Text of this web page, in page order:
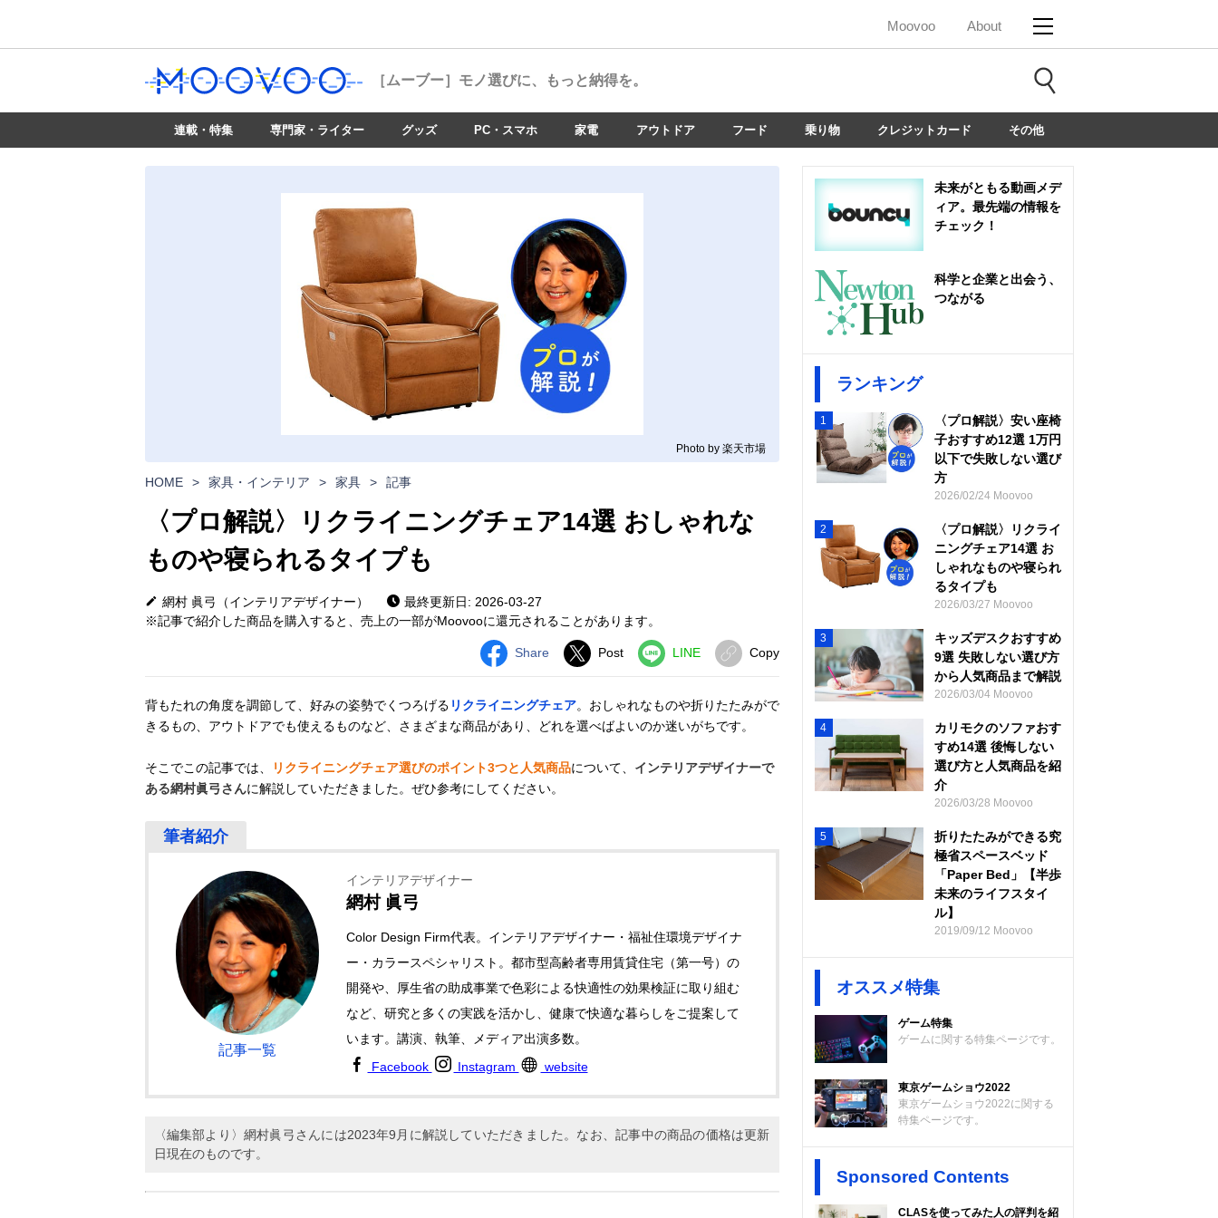
Moovoo About
［ムーブー］ モノ選びに、もっと納得を。
連載・特集 専門家・ライター グッズ PC・スマホ 家電 アウトドア フード 乗り物 クレジットカード その他
Photo by 楽天市場
HOME > 家具・インテリア > 家具 > 記事
〈プロ解説〉リクライニングチェア14選 おしゃれな
ものや寝られるタイプも
網村 眞弓（インテリアデザイナー）
最終更新日: 2026-03-27
※記事で紹介した商品を購入すると、売上の一部がMoovooに還元されることがあります。
Share Post LINE Copy
背もたれの角度を調節して、好みの姿勢でくつろげる リクライニングチェア。おしゃれなものや折りたたみがで
きるもの、アウトドアでも使えるものなど、さまざまな商品があり、どれを選べばよいのか迷いがちです。
そこでこの記事では、 リクライニングチェア選びのポイント3つと人気商品について、 インテリアデザイナーで
ある網村眞弓さんに解説していただきました。ぜひ参考にしてください。
記事一覧
インテリアデザイナー
網村 眞弓
Color Design Firm代表。インテリアデザイナー・福祉住環境デザイナ
ー・カラースペシャリスト。都市型高齢者専用賃貸住宅（第一号）の
開発や、厚生省の助成事業で色彩による快適性の効果検証に取り組む
など、研究と多くの実践を活かし、健康で快適な暮らしをご提案して
います。講演、執筆、メディア出演多数。
Facebook
Instagram website
〈編集部より〉網村眞弓さんには2023年9月に解説していただきました。なお、記事中の商品の価格は更新
日現在のものです。
未来がともる動画メデ
ィア。最先端の情報を
チェック！
科学と企業と出会う、
つながる
ランキング
1
〈プロ解説〉安い座椅
子おすすめ12選 1万円
以下で失敗しない選び
方
2026/02/24 Moovoo
2
〈プロ解説〉リクライ
ニングチェア14選 お
しゃれなものや寝られ
るタイプも
2026/03/27 Moovoo
3
キッズデスクおすすめ
9選 失敗しない選び方
から人気商品まで解説
2026/03/04 Moovoo
4
カリモクのソファおす
すめ14選 後悔しない
選び方と人気商品を紹
介
2026/03/28 Moovoo
5
折りたたみができる究
極省スペースベッド
「Paper Bed」【半歩
未来のライフスタイ
ル】
2019/09/12 Moovoo
オススメ特集
ゲーム特集
ゲームに関する特集ページです。
東京ゲームショウ2022
東京ゲームショウ2022に関する
特集ページです。
Sponsored Contents
CLASを使ってみた人の評判を紹